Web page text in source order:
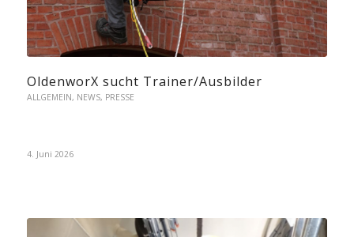
OldenworX sucht Trainer/Ausbilder
ALLGEMEIN, NEWS, PRESSE
4. Juni 2026